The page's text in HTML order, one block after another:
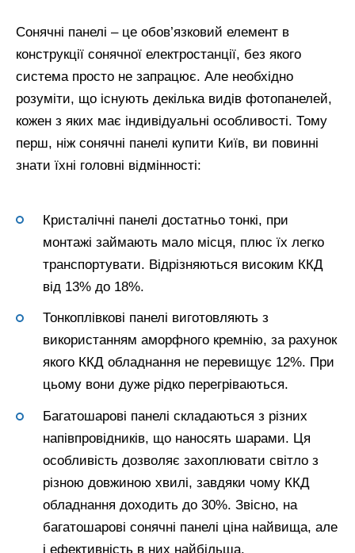
Сонячні панелі – це обов’язковий елемент в
конструкції сонячної електростанції, без якого
система просто не запрацює. Але необхідно
розуміти, що існують декілька видів фотопанелей,
кожен з яких має індивідуальні особливості. Тому
перш, ніж сонячні панелі купити Київ, ви повинні
знати їхні головні відмінності:
Кристалічні панелі достатньо тонкі, при
монтажі займають мало місця, плюс їх легко
транспортувати. Відрізняються високим ККД
від 13% до 18%.
Тонкоплівкові панелі виготовляють з
використанням аморфного кремнію, за рахунок
якого ККД обладнання не перевищує 12%. При
цьому вони дуже рідко перегріваються.
Багатошарові панелі складаються з різних
напівпровідників, що наносять шарами. Ця
особливість дозволяє захоплювати світло з
різною довжиною хвилі, завдяки чому ККД
обладнання доходить до 30%. Звісно, на
багатошарові сонячні панелі ціна найвища, але
і ефективність в них найбільша.